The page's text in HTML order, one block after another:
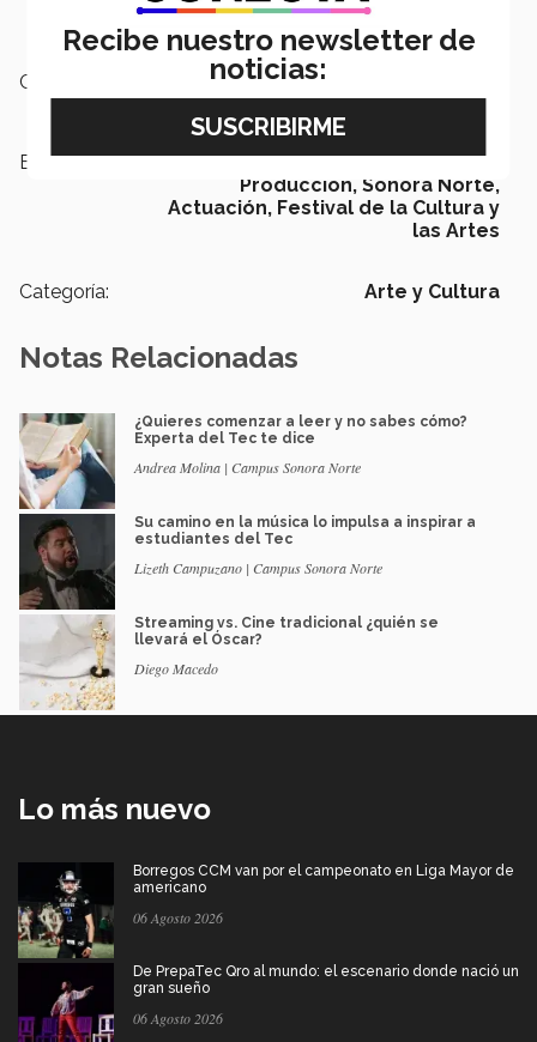
Campus:
Etiquetas: Arte y Cultura , Teatro,
Producción, Sonora Norte,
Actuación, Festival de la Cultura y
las Artes
Categoría: Arte y Cultura
Notas Relacionadas
¿Quieres comenzar a leer y no sabes cómo?
Experta del Tec te dice
Andrea Molina | Campus Sonora Norte
Su camino en la música lo impulsa a inspirar a
estudiantes del Tec
Lizeth Campuzano | Campus Sonora Norte
Streaming vs. Cine tradicional ¿quién se
llevará el Óscar?
Diego Macedo
Lo más nuevo
Borregos CCM van por el campeonato en Liga Mayor de
americano
06 Agosto 2026
De PrepaTec Qro al mundo: el escenario donde nació un
gran sueño
06 Agosto 2026
Recibe nuestro newsletter de
noticias: